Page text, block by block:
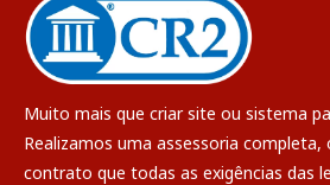
Muito mais que criar site ou sistema
Realizamos uma assessoria completa,
contrato que todas as exigências das